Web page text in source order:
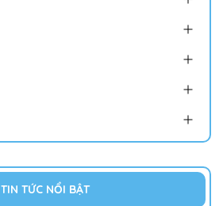
TIN TỨC NỔI BẬT